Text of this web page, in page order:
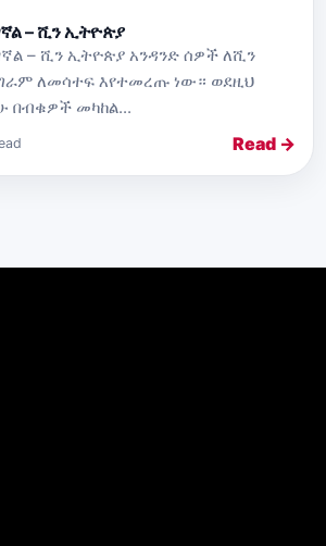
– ሺን ኢትዮጵያ
– ሺን ኢትዮጵያ አንዳንድ ሰዎች ለሺን
ለመሳተፍ እየተመረጡ ነው። ወደዚህ
በብቁዎች መካከል...
Read →